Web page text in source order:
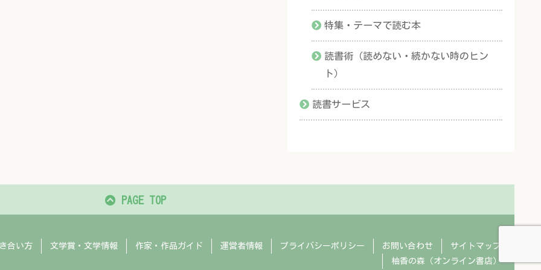
特集・テーマで読む本
読書術（読めない・続かない時のヒン
ト）
読書サービス
PAGE TOP
合い方 文学賞・文学情報 作家・作品ガイド 運営者情報 プライバシーポリシー お問い合わせ
サイトマップ
柚香の森（オンライン書店）